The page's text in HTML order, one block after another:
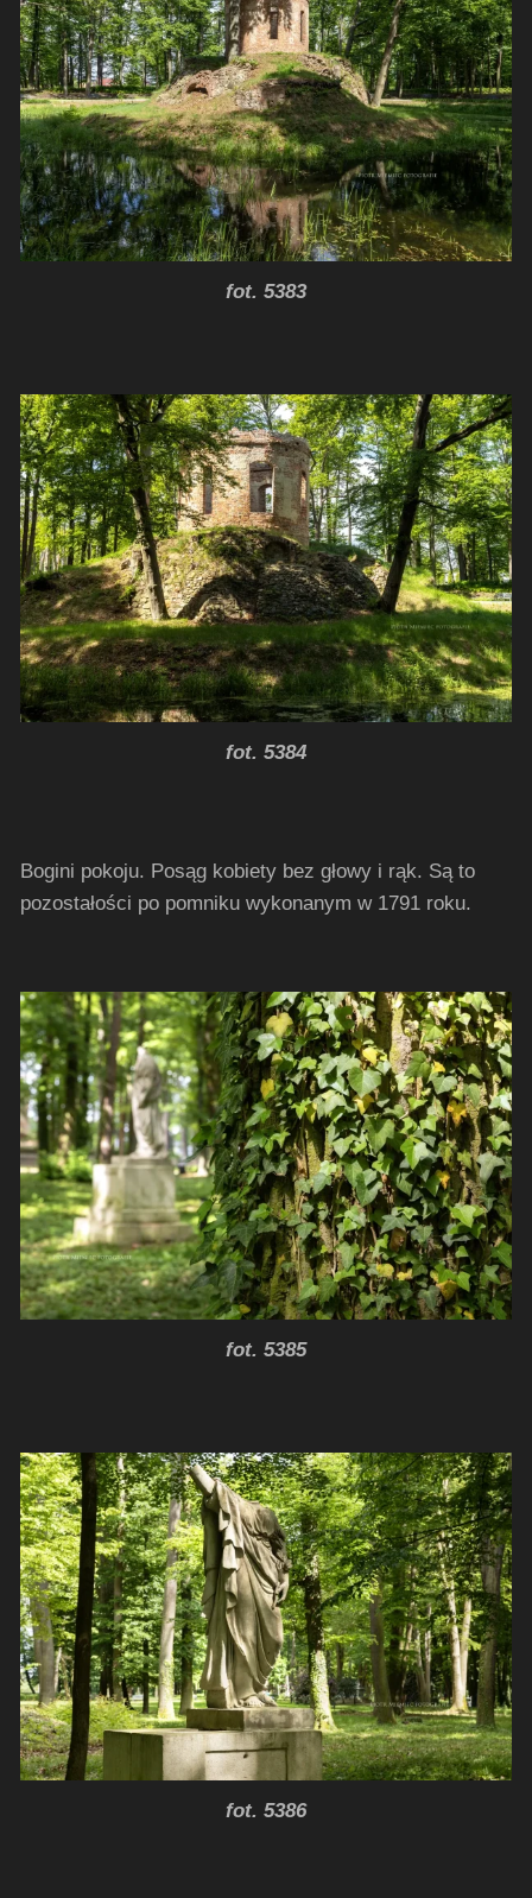
fot. 5383
fot. 5384
Bogini pokoju. Posąg kobiety bez głowy i rąk. Są to
pozostałości po pomniku wykonanym w 1791 roku.
fot. 5385
fot. 5386